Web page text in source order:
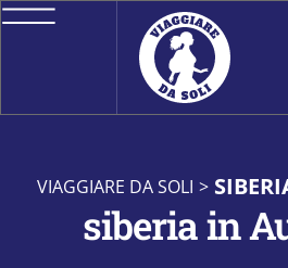
VIAGGIARE DA SOLI >
siberia in